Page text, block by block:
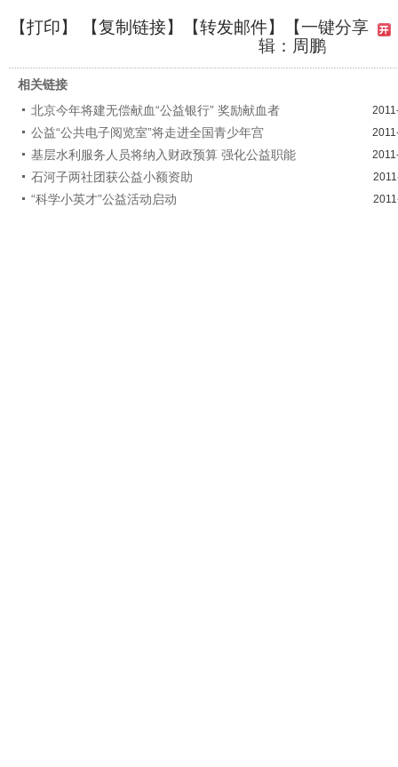
【打印】 【复制链接】【转发邮件】
【一键分享
辑：周鹏
相关链接
北京今年将建无偿献血“公益银行” 奖励献血者
公益“公共电子阅览室”将走进全国青少年宫
基层水利服务人员将纳入财政预算 强化公益职能
石河子两社团获公益小额资助
“科学小英才”公益活动启动